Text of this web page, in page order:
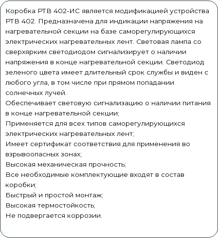
Коробка РТВ 402-ИС является модификацией устройства
РТВ 402. Предназначена для индикации напряжения на
нагревательной секции на базе саморегулирующихся
электрических нагревательных лент. Световая лампа со
сверхярким светодиодом сигнализирует о наличии
напряжения в конце нагревательной секции. Светодиод
зеленого цвета имеет длительный срок службы и виден с
любого угла, в том числе при прямом попадании
солнечных лучей.
Обеспечивает световую сигнализацию о наличии питания
в конце нагревательной секции;
Применяется для всех типов саморегулирующихся
электрических нагревательных лент;
Имеет сертификат соответствия для применения во
взрывоопасных зонах;
Высокая механическая прочность;
Все необходимые комплектующие входят в состав
коробки;
Быстрый и простой монтаж;
Высокая термостойкость;
Не подвергается коррозии.